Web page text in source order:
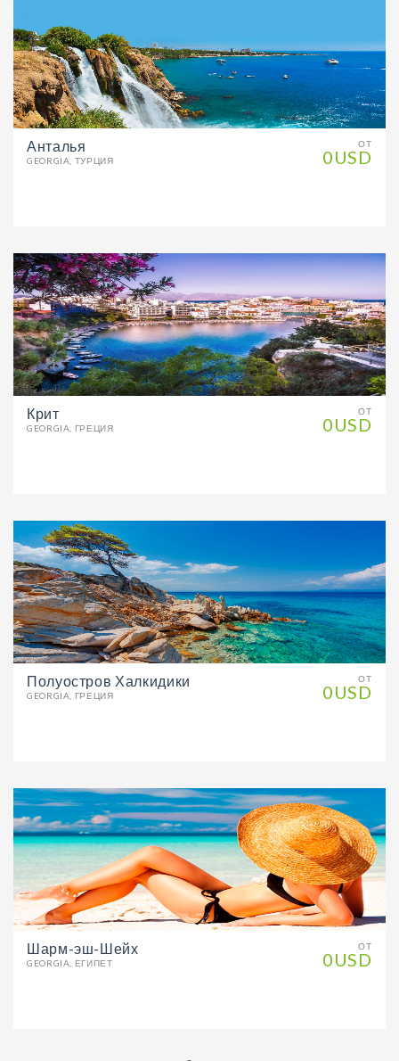
ОТ
0USD
Анталья
GEORGIA, ТУРЦИЯ
ОТ
0USD
Крит
GEORGIA, ГРЕЦИЯ
ОТ
0USD
Полуостров Халкидики
GEORGIA, ГРЕЦИЯ
ОТ
0USD
Шарм-эш-Шейх
GEORGIA, ЕГИПЕТ